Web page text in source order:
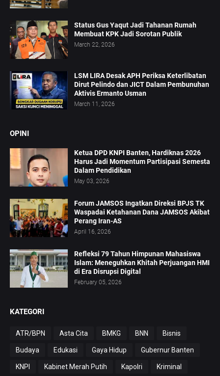
Status Gus Yaqut Jadi Tahanan Rumah
Membuat KPK Jadi Sorotan Publik
March 22, 2026
LSM LIRA Desak APH Periksa Keterlibatan
Dirut Pelindo dan JICT Dalam Pembunuhan
Aktivis Ermanto Usman
March 11, 2026
OPINI
Ketua DPD KNPI Banten, Hardiknas 2026
Harus Jadi Momentum Partisipasi Semesta
Dalam Pendidikan
May 03, 2026
Forum JAMSOS Ingatkan Direksi BPJS TK
Waspadai Ketahanan Dana JAMSOS Akibat
Perang Iran-AS
April 16, 2026
Refleksi 79 Tahun Himpunan Mahasiswa
Islam: Meneguhkan Khitah Perjuangan HMI
di Era Disrupsi Digital
February 05, 2026
KATEGORI
ATR/BPN Asta Cita BMKG BNN Bisnis
Budaya Edukasi Gaya Hidup Gubernur Banten
KNPI Kabinet Merah Putih Kapolri Kriminal